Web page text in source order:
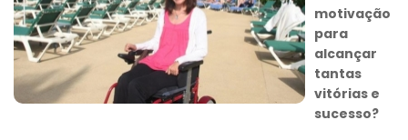
motivação
para
alcançar
tantas
vitórias e
sucesso?